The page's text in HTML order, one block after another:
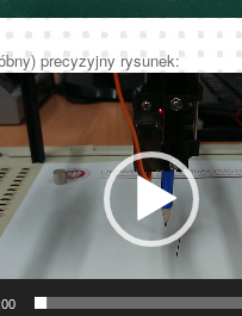
precyzyjny rysunek: